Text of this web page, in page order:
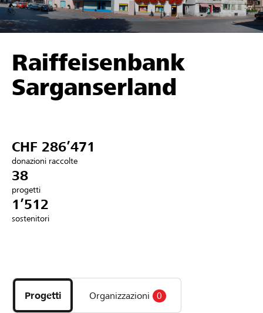
Sostenere
Aiuto & supporto
Collegarsi
Trova progetti e organizzazioni
DE FR IT
Raiffeisenbank
Sarganserland
CHF 286’471
donazioni raccolte
38
progetti
1’512
sostenitori
i
progetti
e
Progetti Organizzazioni 0